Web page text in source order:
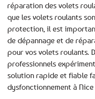
réparation des volets
que les volets roulants
protection, il est
de dépannage et de
pour vos volets roulants.
professionnels
solution rapide et fiable
dysfonctionnement à